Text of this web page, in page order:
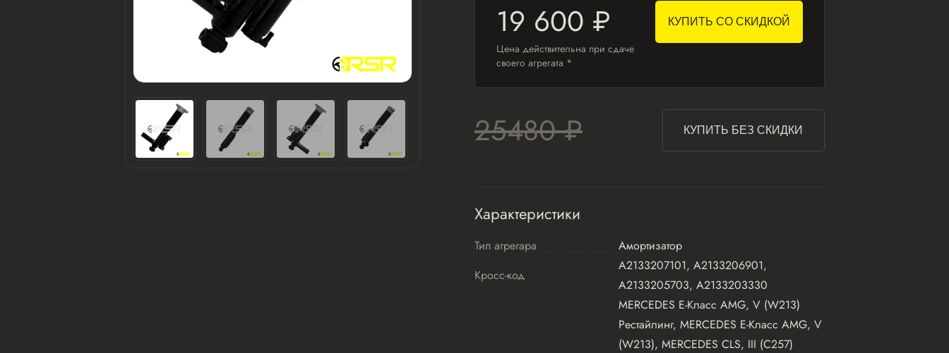
19 600 ₽
Цена действительна при сдаче
своего агрегата *
КУПИТЬ СО СКИДКОЙ
25480 ₽ КУПИТЬ БЕЗ СКИДКИ
Характеристики
Тип агрегара
Амортизатор
Кросс-код
A2133207101, A2133206901,
A2133205703, A2133203330
MERCEDES E-Класс AMG, V (W213)
Рестайлинг, MERCEDES E-Класс AMG, V
(W213), MERCEDES CLS, III (C257)